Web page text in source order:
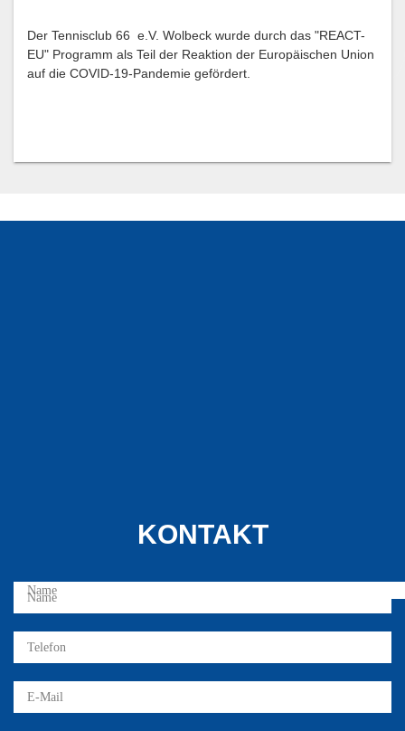
Der Tennisclub 66 e.V. Wolbeck wurde durch das "REACT-
EU" Programm als Teil der Reaktion der Europäischen Union
auf die COVID-19-Pandemie gefördert.
KONTAKT